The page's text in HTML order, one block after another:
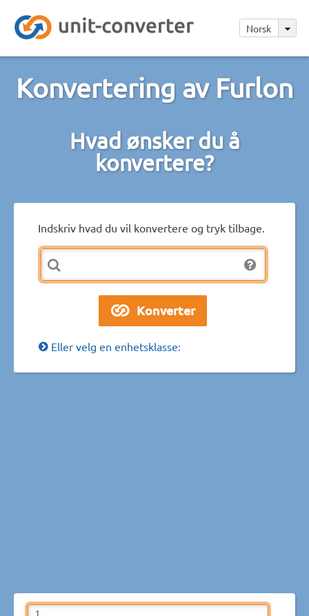
Norsk
Konvertering av Furlon
Hvad ønsker du å
konvertere?
Indskriv hvad du vil konvertere og tryk tilbage.
Eller velg en enhetsklasse: